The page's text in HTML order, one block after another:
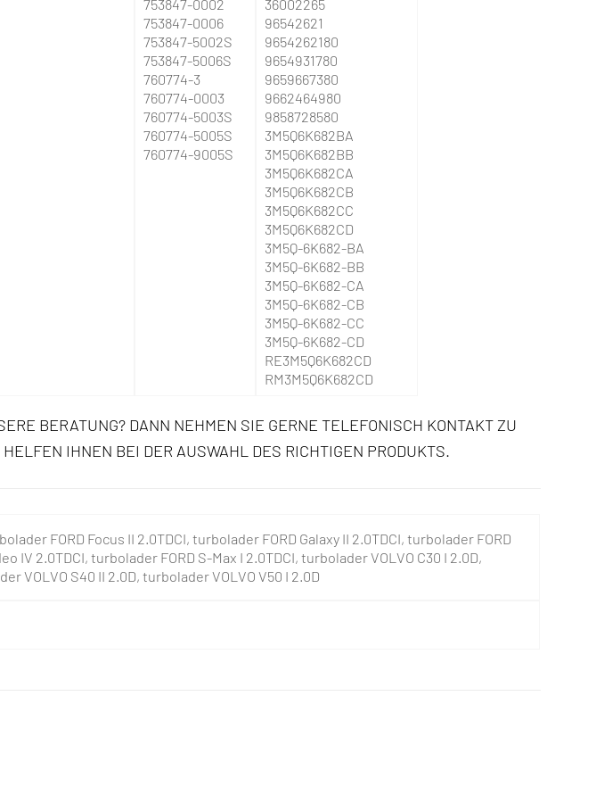
753847-0002
753847-0006
753847-5002S
753847-5006S
760774-3
760774-0003
760774-5003S
760774-5005S
760774-9005S
36002265
96542621
9654262180
9654931780
9659667380
9662464980
9858728580
3M5Q6K682BA
3M5Q6K682BB
3M5Q6K682CA
3M5Q6K682CB
3M5Q6K682CC
3M5Q6K682CD
3M5Q-6K682-BA
3M5Q-6K682-BB
3M5Q-6K682-CA
3M5Q-6K682-CB
3M5Q-6K682-CC
3M5Q-6K682-CD
RE3M5Q6K682CD
RM3M5Q6K682CD
BERATUNG? DANN NEHMEN SIE GERNE TELEFONISCH KONTAKT ZU
IHNEN BEI DER AUSWAHL DES RICHTIGEN PRODUKTS.
FORD Focus II 2.0TDCI, turbolader FORD Galaxy II 2.0TDCI, turbolader FORD
IV 2.0TDCI, turbolader FORD S-Max I 2.0TDCI, turbolader VOLVO C30 I 2.0D,
VOLVO S40 II 2.0D, turbolader VOLVO V50 I 2.0D